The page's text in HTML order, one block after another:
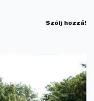
Szólj hozzá!